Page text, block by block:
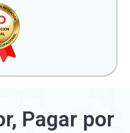
Pagar por